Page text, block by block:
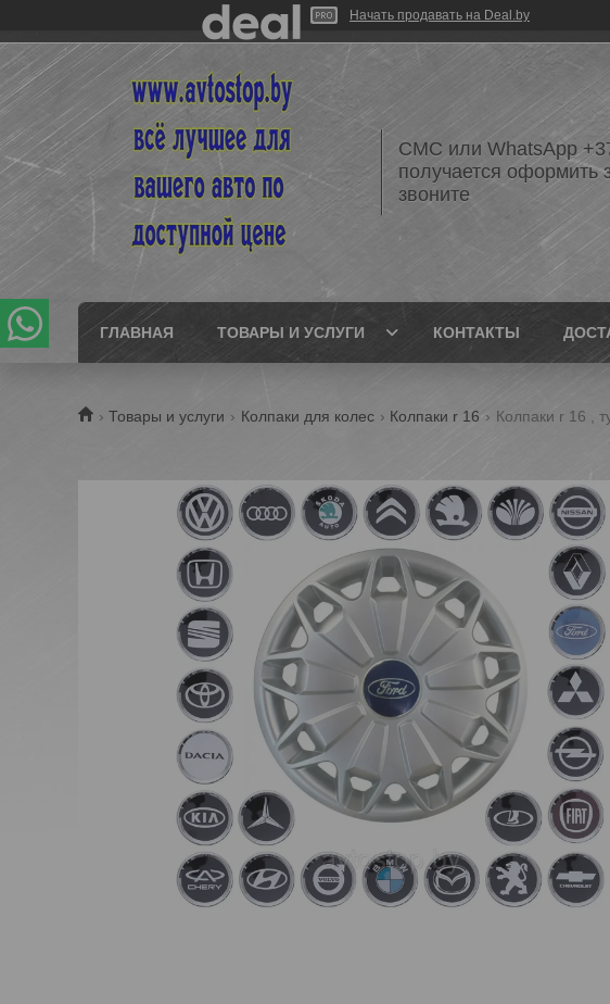
Начать продавать на Deal.by
СМС или WhatsApp
получается оформить
звоните
ГЛАВНАЯ ТОВАРЫ И УСЛУГИ КОНТАКТЫ
Товары и услуги Колпаки для колес Колпаки r 16 Колпаки r 16 ,